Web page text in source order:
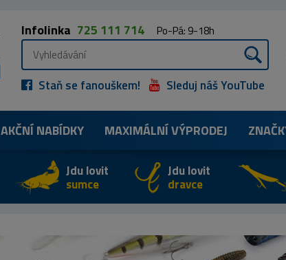
Infolinka 725 111 714 Po-Pá: 9-18h
Staň se fanouškem! Sleduj náš YouTube
AKČNÍ NABÍDKY MAXIMÁLNÍVÝPRODEJ
Jdu lovit
sumce
Jdu lovit
dravce